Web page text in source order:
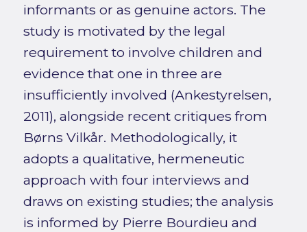
informants or as genuine actors. The
study is motivated by the legal
requirement to involve children and
evidence that one in three are
insufficiently involved (Ankestyrelsen,
2011), alongside recent critiques from
Børns Vilkår. Methodologically, it
adopts a qualitative, hermeneutic
approach with four interviews and
draws on existing studies; the analysis
is informed by Pierre Bourdieu and